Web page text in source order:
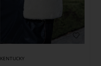
KENTUCKY